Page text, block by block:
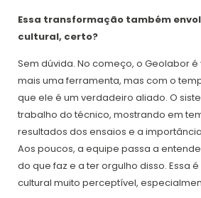
Essa transformação também
cultural, certo?
Sem dúvida. No começo, o Geolabor
mais uma ferramenta, mas com o
que ele é um verdadeiro aliado. O
trabalho do técnico, mostrando em
resultados dos ensaios e a
Aos poucos, a equipe passa a
do que faz e a ter orgulho disso. Essa
cultural muito perceptível,